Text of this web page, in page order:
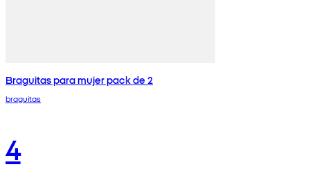
Braguitas para mujer pack de 2
braguitas
4